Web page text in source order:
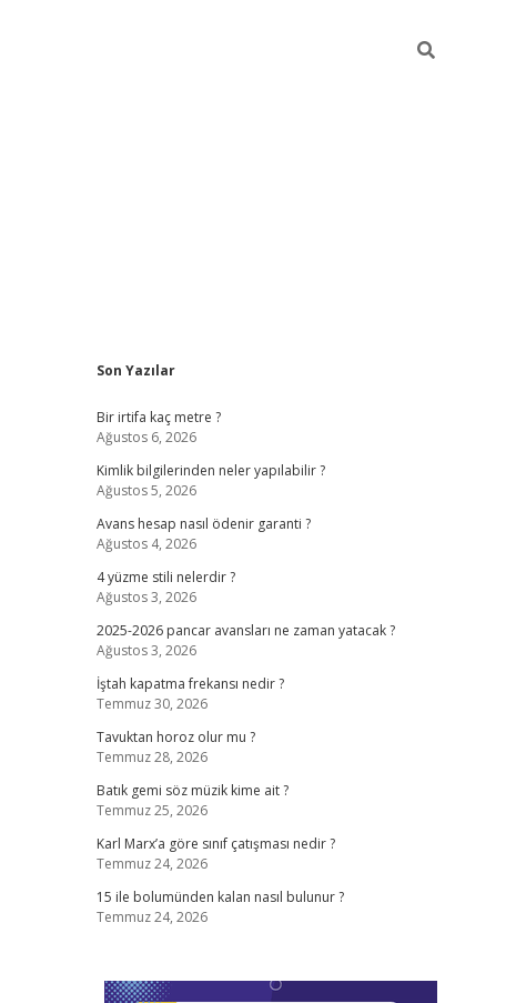
Sidebar
Son Yazılar
Bir irtifa kaç metre ?
Ağustos 6, 2026
Kimlik bilgilerinden neler yapılabilir ?
Ağustos 5, 2026
Avans hesap nasıl ödenir garanti ?
Ağustos 4, 2026
4 yüzme stili nelerdir ?
Ağustos 3, 2026
2025-2026 pancar avansları ne zaman yatacak ?
Ağustos 3, 2026
İştah kapatma frekansı nedir ?
Temmuz 30, 2026
Tavuktan horoz olur mu ?
Temmuz 28, 2026
Batık gemi söz müzik kime ait ?
Temmuz 25, 2026
Karl Marx’a göre sınıf çatışması nedir ?
Temmuz 24, 2026
15 ile bolumünden kalan nasıl bulunur ?
Temmuz 24, 2026